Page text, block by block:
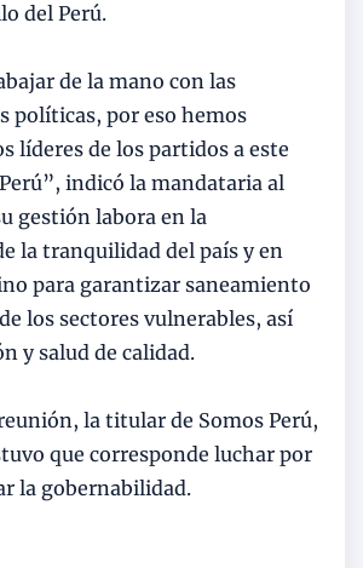
del Perú.
de la mano con las
políticas, por eso hemos
líderes de los partidos a este
indicó la mandataria al
gestión labora en la
la tranquilidad del país y en
para garantizar saneamiento
los sectores vulnerables, así
y salud de calidad.
la titular de Somos Perú,
que corresponde luchar por
la gobernabilidad.